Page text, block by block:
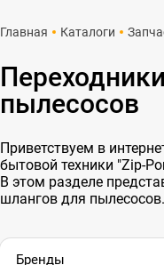
Главная Каталоги
пылесосов
Приветствуем в
бытовой техники "Zip-
В этом разделе
шлангов для пылесосов.
Бренды